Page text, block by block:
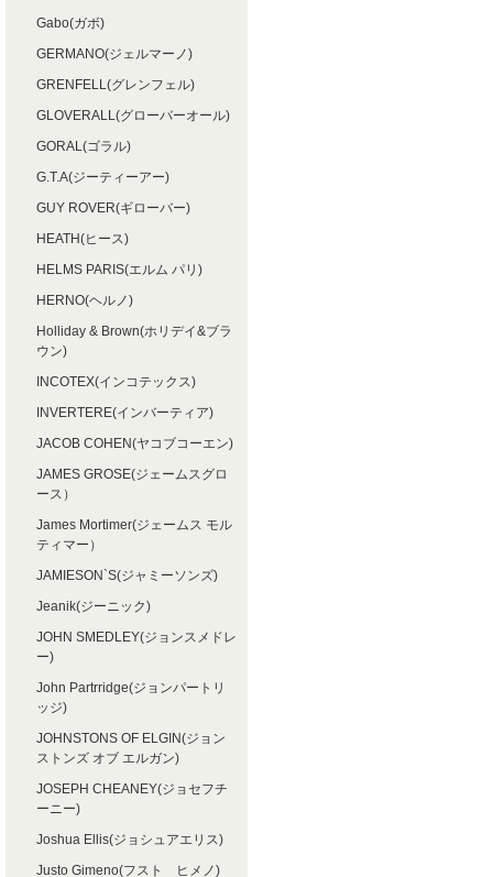
Gabo(ガボ)
GERMANO(ジェルマーノ)
GRENFELL(グレンフェル)
GLOVERALL(グローバーオール)
GORAL(ゴラル)
G.T.A(ジーティーアー)
GUY ROVER(ギローバー)
HEATH(ヒース)
HELMS PARIS(エルム パリ)
HERNO(ヘルノ)
Holliday & Brown(ホリデイ&ブラ
ウン)
INCOTEX(インコテックス)
INVERTERE(インバーティア)
JACOB COHEN(ヤコブコーエン)
JAMES GROSE(ジェームスグロ
ース）
James Mortimer(ジェームス モル
ティマー）
JAMIESON`S(ジャミーソンズ)
Jeanik(ジーニック)
JOHN SMEDLEY(ジョンスメドレ
ー)
John Partrridge(ジョンパートリ
ッジ)
JOHNSTONS OF ELGIN(ジョン
ストンズ オブ エルガン)
JOSEPH CHEANEY(ジョセフチ
ーニー)
Joshua Ellis(ジョシュアエリス)
Justo Gimeno(フスト ヒメノ)